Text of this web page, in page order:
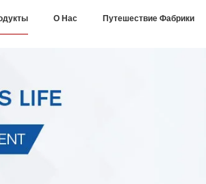
О Нас Путешествие Фабрики